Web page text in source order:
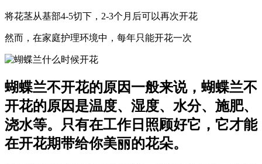
将花茎从基部4-5切下，2-3个月后可以再次开花
然而，在家庭护理环境中，每年只能开花一次
蝴蝶兰不开花的原因一般来说，蝴蝶兰不
开花的原因是温度、湿度、水分、施肥、
浇水等。只有在工作日照顾好它，它才能
在开花期带给你美丽的花朵。